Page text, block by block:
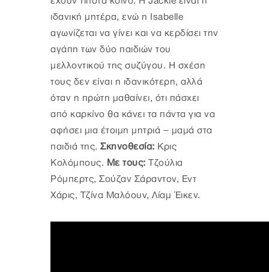
ιδανική μητέρα, ενώ η Isabelle
αγωνίζεται να γίνει και να κερδίσει την
αγάπη των δύο παιδιών του
μελλοντικού της συζύγου. Η σχέση
τους δεν είναι η ιδανικότερη, αλλά
όταν η πρώτη μαθαίνει, ότι πάσχει
από καρκίνο θα κάνει τα πάντα για να
αφήσει μια έτοιμη μητριά – μαμά στα
παιδιά της. Σκηνοθεσία: Κρις
Κολόμπους. Με τους: Τζούλια
Ρόμπερτς, Σούζαν Σάραντον, Εντ
Χάρις, Τζίνα Μαλόουν, Λίαμ Έικεν.